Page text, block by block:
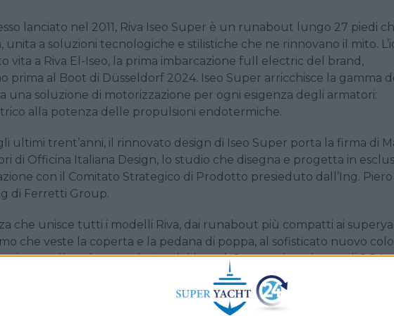
lanciato nel 2011, Riva Iseo Super è un runabout lungo 27 piedi
unita a soluzioni tecnologiche e stilistiche che ne rinnovano il mito.
a Riva El-Iseo, la prima imbarcazione full electric del brand,
prima al Boot di Düsseldorf 2024. Iseo Super arricchisce la gamma
una soluzione di motorizzazione per ogni esigenza degli armatori:
alla potenza delle propulsioni endotermiche.
ultimi trent’anni, il rinnovato design di Iseo Super porta la firma di
di Officina Italiana Design, lo studio che disegna e progetta in
con il Comitato Strategico di Prodotto presieduto dall’Ing. Piero
di Ferretti Group.
che unisce tutti i modelli Riva, dai runabout più compatti ai
che veste la coperta e la pedana di poppa, al sofisticato nuovo
alla palette esclusiva del brand. Con una lunghezza di 8,24
Iseo Super presenta gli stilemi tipici dei modelli, come il mogano
di vernice, i dettagli in acciaio delle griglie laterali e la linea di
è stato modificato ed è ora realizzato con la tipica contro-